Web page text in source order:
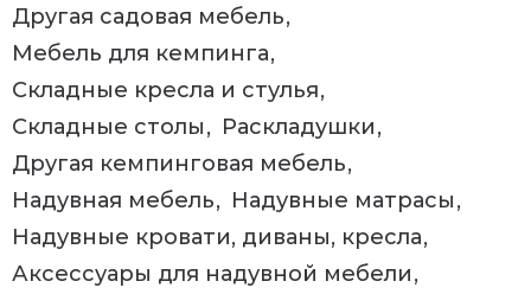
Другая садовая мебель
Мебель для кемпинга
Складные кресла и стулья
Складные столы
Раскладушки
Другая кемпинговая мебель
Надувная мебель
Надувные матрасы
Надувные кровати, диваны, кресла
Аксессуары для надувной мебели